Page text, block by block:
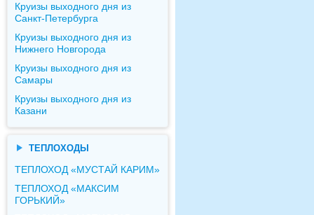
Круизы выходного дня из
Санкт-Петербурга
Круизы выходного дня из
Нижнего Новгорода
Круизы выходного дня из
Самары
Круизы выходного дня из
Казани
ТЕПЛОХОДЫ
ТЕПЛОХОД «МУСТАЙ КАРИМ»
ТЕПЛОХОД «МАКСИМ
ГОРЬКИЙ»